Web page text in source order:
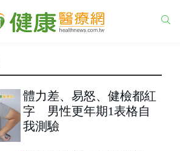
體力差、易怒、健檢都紅
字 男性更年期1表格自
我測驗